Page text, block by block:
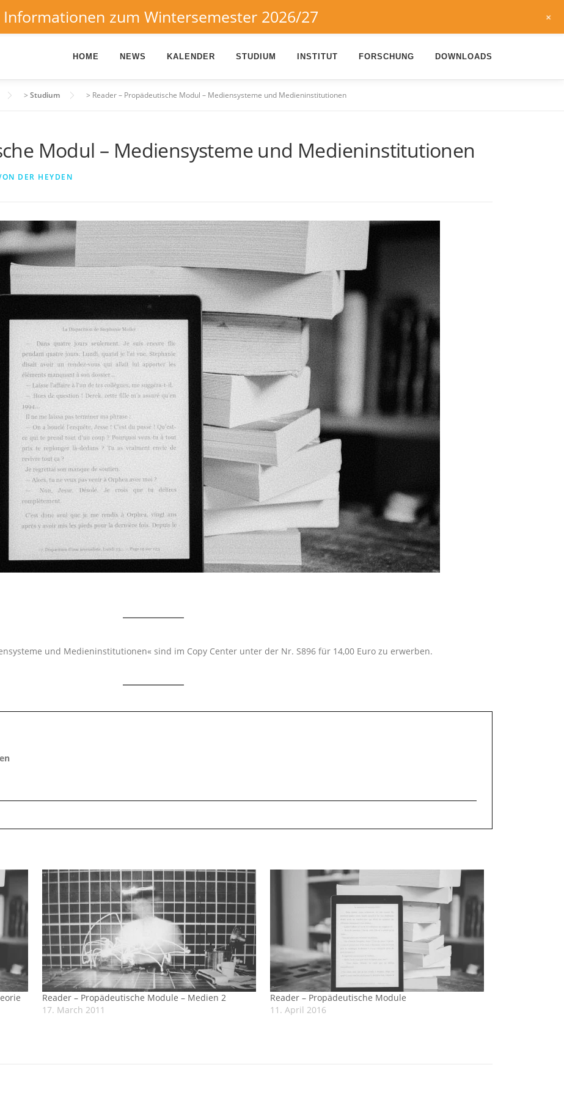
HOME NEWS KALENDER STUDIUM INSTITUT FORSCHUNG DOWNLOADS
> Studium > Reader – Propädeutische Modul – Mediensysteme und Medieninstitutionen
Modul – Mediensysteme und Medieninstitutionen
DER HEYDEN
und Medieninstitutionen« sind im Copy Center unter der Nr. S896 für 14,00 Euro zu erwerben.
Reader – Propädeutische Module – Medien 2
17. March 2011
Reader – Propädeutische Module
11. April 2016
Informationen zum Wintersemester 2026/27 +